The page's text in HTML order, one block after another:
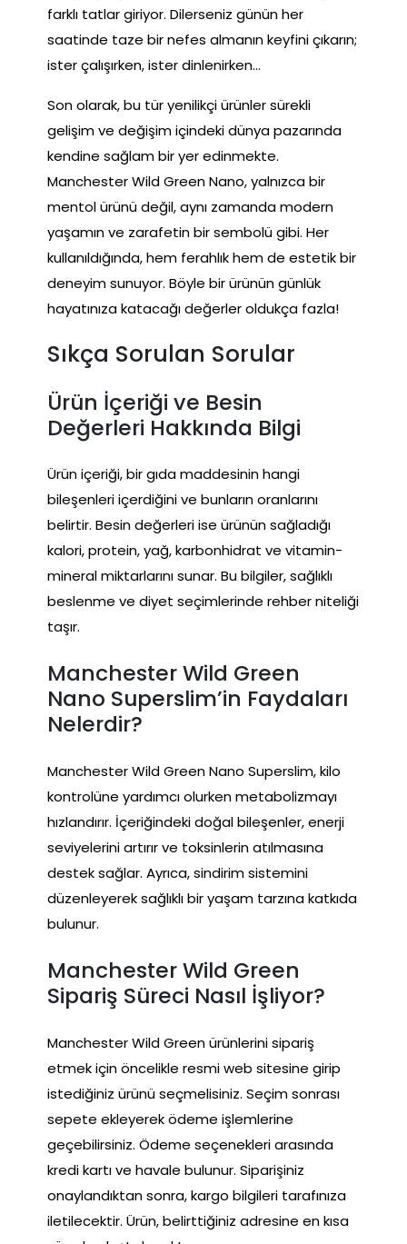
farklı tatlar giriyor. Dilerseniz günün her
saatinde taze bir nefes almanın keyfini çıkarın;
ister çalışırken, ister dinlenirken…
Son olarak, bu tür yenilikçi ürünler sürekli
gelişim ve değişim içindeki dünya pazarında
kendine sağlam bir yer edinmekte.
Manchester Wild Green Nano, yalnızca bir
mentol ürünü değil, aynı zamanda modern
yaşamın ve zarafetin bir sembolü gibi. Her
kullanıldığında, hem ferahlık hem de estetik bir
deneyim sunuyor. Böyle bir ürünün günlük
hayatınıza katacağı değerler oldukça fazla!
Sıkça Sorulan Sorular
Ürün İçeriği ve Besin
Değerleri Hakkında Bilgi
Ürün içeriği, bir gıda maddesinin hangi
bileşenleri içerdiğini ve bunların oranlarını
belirtir. Besin değerleri ise ürünün sağladığı
kalori, protein, yağ, karbonhidrat ve vitamin-
mineral miktarlarını sunar. Bu bilgiler, sağlıklı
beslenme ve diyet seçimlerinde rehber niteliği
taşır.
Manchester Wild Green
Nano Superslim’in Faydaları
Nelerdir?
Manchester Wild Green Nano Superslim, kilo
kontrolüne yardımcı olurken metabolizmayı
hızlandırır. İçeriğindeki doğal bileşenler, enerji
seviyelerini artırır ve toksinlerin atılmasına
destek sağlar. Ayrıca, sindirim sistemini
düzenleyerek sağlıklı bir yaşam tarzına katkıda
bulunur.
Manchester Wild Green
Sipariş Süreci Nasıl İşliyor?
Manchester Wild Green ürünlerini sipariş
etmek için öncelikle resmi web sitesine girip
istediğiniz ürünü seçmelisiniz. Seçim sonrası
sepete ekleyerek ödeme işlemlerine
geçebilirsiniz. Ödeme seçenekleri arasında
kredi kartı ve havale bulunur. Siparişiniz
onaylandıktan sonra, kargo bilgileri tarafınıza
iletilecektir. Ürün, belirttiğiniz adresine en kısa